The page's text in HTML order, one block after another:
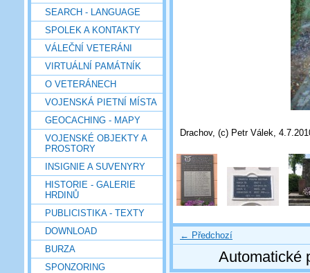
SEARCH - LANGUAGE
SPOLEK A KONTAKTY
VÁLEČNÍ VETERÁNI
VIRTUÁLNÍ PAMÁTNÍK
O VETERÁNECH
VOJENSKÁ PIETNÍ MÍSTA
GEOCACHING - MAPY
VOJENSKÉ OBJEKTY A
PROSTORY
INSIGNIE A SUVENYRY
HISTORIE - GALERIE
HRDINŮ
PUBLICISTIKA - TEXTY
DOWNLOAD
BURZA
SPONZORING
Drachov, (c) Petr Válek,
← Předchozí
Automatické